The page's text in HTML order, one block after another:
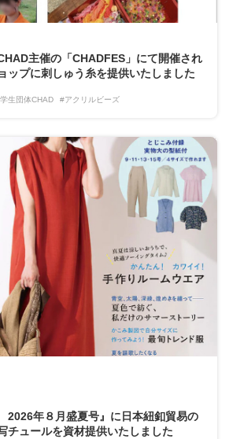
主催の「CHADFES」にて開催され
ップに刺しゅう糸を提供いたしました
生団体CHAD #アクリルビーズ
2026年８月盛夏号』に日本紐釦貿易の
チュールを資材提供いたしました